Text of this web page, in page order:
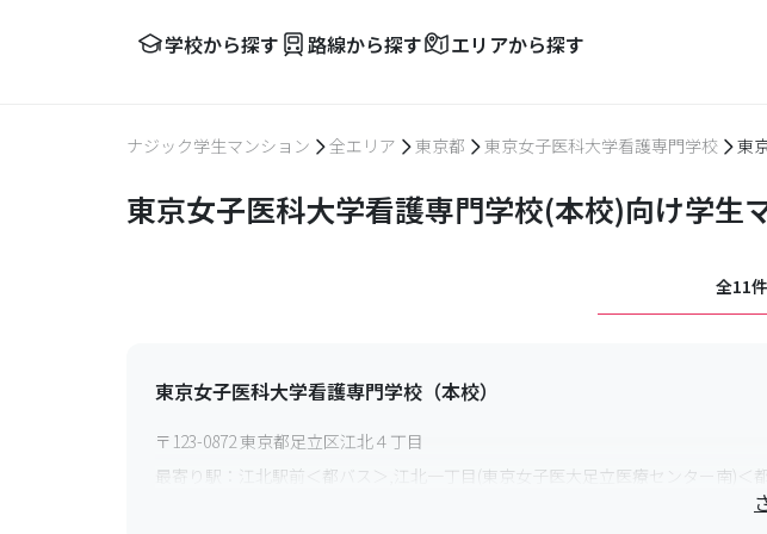
学校から探す 路線から探す エリアから探す
ナジック学生マンション 全エリア 東京都 東京女子医科大学看護専門学校 東
東京女子医科大学看護専門学校(本校)向け学生
全11
東京女子医科大学看護専門学校（本校）
〒 123-0872東京都足立区江北４丁目
最寄り駅： 江北駅前＜都バス＞,江北一丁目(東京女子医大足立医療センター南)＜